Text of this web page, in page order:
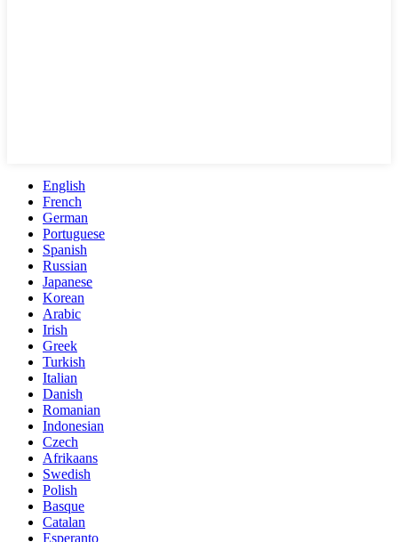
English
French
German
Portuguese
Spanish
Russian
Japanese
Korean
Arabic
Irish
Greek
Turkish
Italian
Danish
Romanian
Indonesian
Czech
Afrikaans
Swedish
Polish
Basque
Catalan
Esperanto